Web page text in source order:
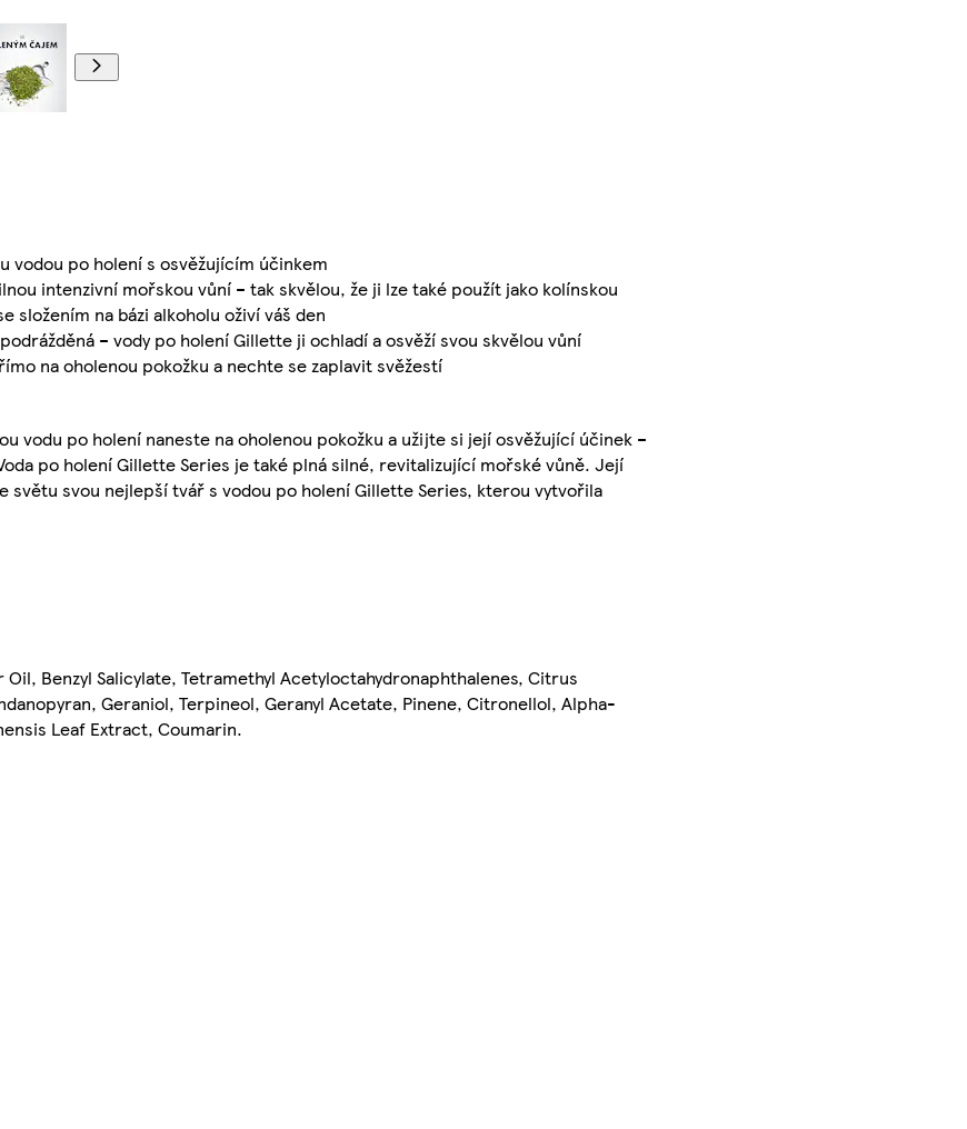
vodou po holení s osvěžujícím účinkem
intenzivní mořskou vůní – tak skvělou, že ji lze také použít jako kolínskou
složením na bázi alkoholu oživí váš den
– vody po holení Gillette ji ochladí a osvěží svou skvělou vůní
na oholenou pokožku a nechte se zaplavit svěžestí
vodu po holení naneste na oholenou pokožku a užijte si její osvěžující účinek –
po holení Gillette Series je také plná silné, revitalizující mořské vůně. Její
světu svou nejlepší tvář s vodou po holení Gillette Series, kterou vytvořila
Benzyl Salicylate, Tetramethyl Acetyloctahydronaphthalenes, Citrus
Geraniol, Terpineol, Geranyl Acetate, Pinene, Citronellol, Alpha-
Leaf Extract, Coumarin.